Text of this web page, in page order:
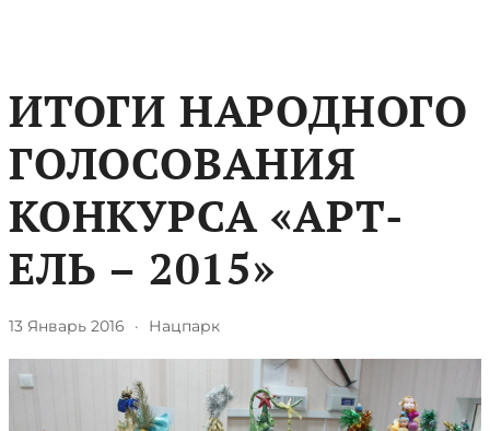
ИТОГИ НАРОДНОГО
ГОЛОСОВАНИЯ
КОНКУРСА «АРТ-
ЕЛЬ – 2015»
13 Январь 2016 · Нацпарк